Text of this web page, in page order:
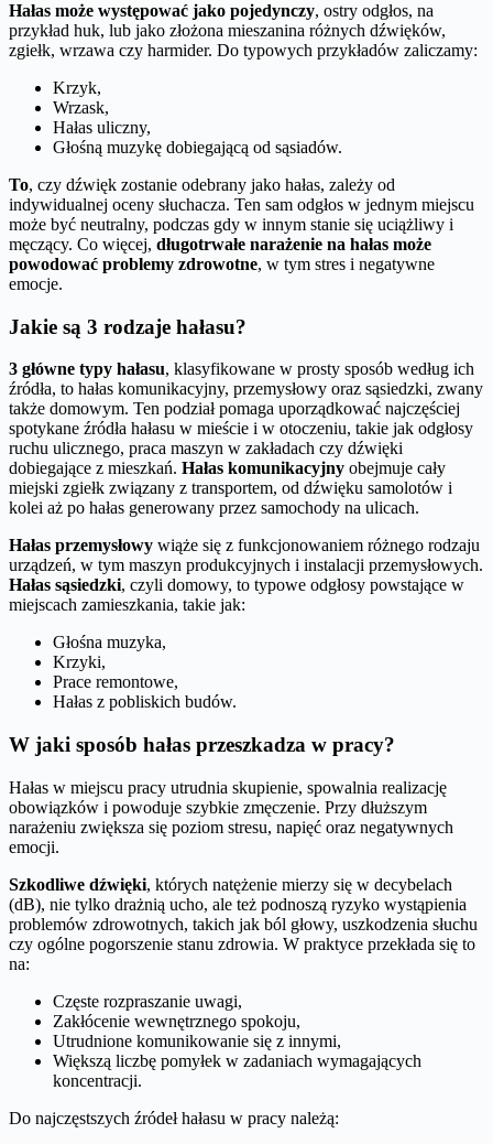
Hałas może występować jako pojedynczy, ostry odgłos, na
przykład huk, lub jako złożona mieszanina różnych dźwięków,
zgiełk, wrzawa czy harmider. Do typowych przykładów zaliczamy:
Krzyk,
Wrzask,
Hałas uliczny,
Głośną muzykę dobiegającą od sąsiadów.
To, czy dźwięk zostanie odebrany jako hałas, zależy od
indywidualnej oceny słuchacza. Ten sam odgłos w jednym miejscu
może być neutralny, podczas gdy w innym stanie się uciążliwy i
męczący. Co więcej, długotrwałe narażenie na hałas może
powodować problemy zdrowotne, w tym stres i negatywne
emocje.
Jakie są 3 rodzaje hałasu?
3 główne typy hałasu, klasyfikowane w prosty sposób według ich
źródła, to hałas komunikacyjny, przemysłowy oraz sąsiedzki, zwany
także domowym. Ten podział pomaga uporządkować najczęściej
spotykane źródła hałasu w mieście i w otoczeniu, takie jak odgłosy
ruchu ulicznego, praca maszyn w zakładach czy dźwięki
dobiegające z mieszkań. Hałas komunikacyjny obejmuje cały
miejski zgiełk związany z transportem, od dźwięku samolotów i
kolei aż po hałas generowany przez samochody na ulicach.
Hałas przemysłowy wiąże się z funkcjonowaniem różnego rodzaju
urządzeń, w tym maszyn produkcyjnych i instalacji przemysłowych.
Hałas sąsiedzki, czyli domowy, to typowe odgłosy powstające w
miejscach zamieszkania, takie jak:
Głośna muzyka,
Krzyki,
Prace remontowe,
Hałas z pobliskich budów.
W jaki sposób hałas przeszkadza w pracy?
Hałas w miejscu pracy utrudnia skupienie, spowalnia realizację
obowiązków i powoduje szybkie zmęczenie. Przy dłuższym
narażeniu zwiększa się poziom stresu, napięć oraz negatywnych
emocji.
Szkodliwe dźwięki, których natężenie mierzy się w decybelach
(dB), nie tylko drażnią ucho, ale też podnoszą ryzyko wystąpienia
problemów zdrowotnych, takich jak ból głowy, uszkodzenia słuchu
czy ogólne pogorszenie stanu zdrowia. W praktyce przekłada się to
na:
Częste rozpraszanie uwagi,
Zakłócenie wewnętrznego spokoju,
Utrudnione komunikowanie się z innymi,
Większą liczbę pomyłek w zadaniach wymagających
koncentracji.
Do najczęstszych źródeł hałasu w pracy należą: